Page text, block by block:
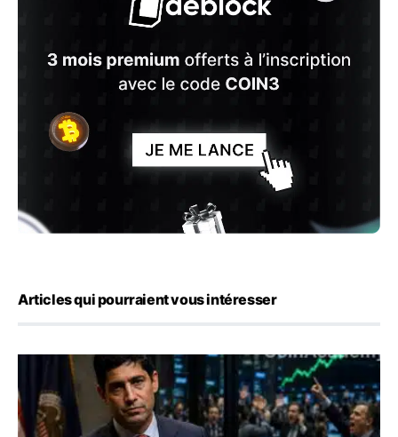
Articles qui pourraient vous intéresser
Emploi américain : 23 000 postes détruits en juillet, les